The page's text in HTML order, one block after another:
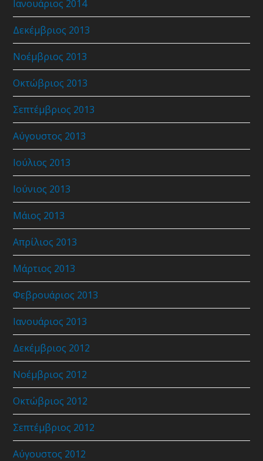
Ιανουάριος 2014
Δεκέμβριος 2013
Νοέμβριος 2013
Οκτώβριος 2013
Σεπτέμβριος 2013
Αύγουστος 2013
Ιούλιος 2013
Ιούνιος 2013
Μάιος 2013
Απρίλιος 2013
Μάρτιος 2013
Φεβρουάριος 2013
Ιανουάριος 2013
Δεκέμβριος 2012
Νοέμβριος 2012
Οκτώβριος 2012
Σεπτέμβριος 2012
Αύγουστος 2012